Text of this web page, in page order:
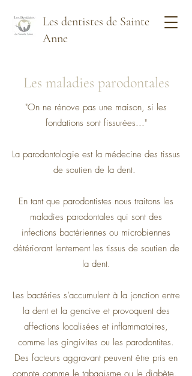
Les dentistes de Sainte
Anne
Les maladies parodontales
"On ne rénove pas une maison, si les
fondations sont fissurées..."
La parodontologie est la médecine des tissus
de soutien de la dent.
En tant que parodontistes nous traitons les
maladies parodontales qui sont des
infections bactériennes ou microbiennes
détériorant lentement les tissus de soutien de
la dent.
Les bactéries s’accumulent à la jonction entre
la dent et la gencive et provoquent des
affections localisées et inflammatoires,
comme les gingivites ou les parodontites.
Des facteurs aggravant peuvent être pris en
compte comme le tabagisme ou le diabète.